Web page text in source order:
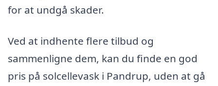
for at undgå skader.
Ved at indhente flere tilbud og
sammenligne dem, kan du finde en god
pris på solcellevask i Pandrup, uden at gå